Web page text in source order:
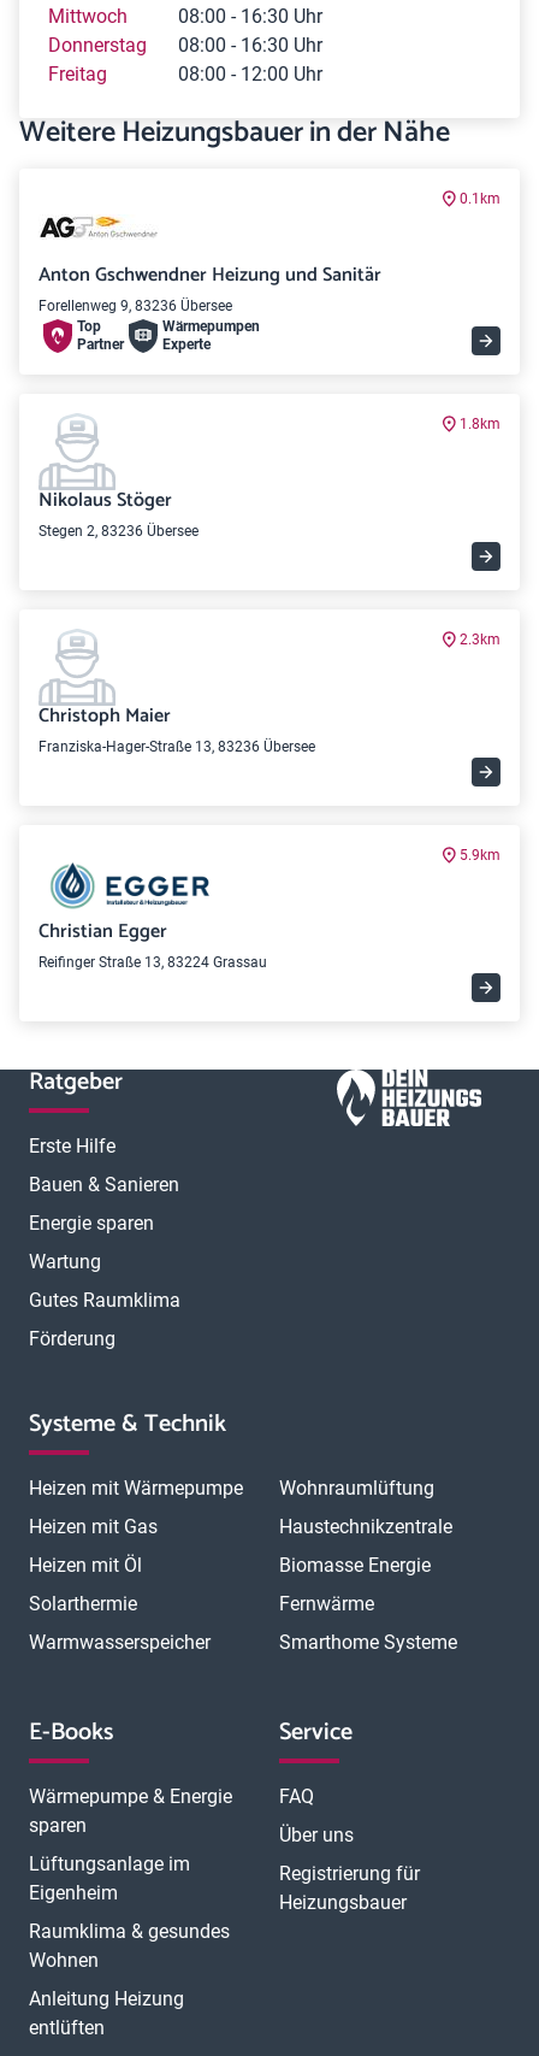
Mittwoch
08:00 - 16:30 Uhr
Donnerstag
08:00 - 16:30 Uhr
Freitag
08:00 - 12:00 Uhr
Weitere Heizungsbauer in der Nähe
0.1km
Anton Gschwendner Heizung und Sanitär
Forellenweg 9, 83236 Übersee
Top
Partner
Wärme­pumpen
Experte
1.8km
Nikolaus Stöger
Stegen 2, 83236 Übersee
2.3km
Christoph Maier
Franziska-Hager-Straße 13, 83236 Übersee
5.9km
Christian Egger
Reifinger Straße 13, 83224 Grassau
Ratgeber
Erste Hilfe
Bauen & Sanieren
Energie sparen
Wartung
Gutes Raumklima
Förderung
Systeme & Technik
Heizen mit Wärmepumpe
Heizen mit Gas
Heizen mit Öl
Solarthermie
Warmwasserspeicher
Wohnraumlüftung
Haustechnikzentrale
Biomasse Energie
Fernwärme
Smarthome Systeme
E-Books
Wärmepumpe & Energie
sparen
Lüftungsanlage im
Eigenheim
Raumklima & gesundes
Wohnen
Anleitung Heizung
entlüften
Service
FAQ
Über uns
Registrierung für
Heizungsbauer